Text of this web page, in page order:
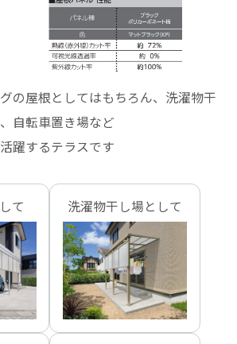
の屋根としてはもちろん、洗濯物干
自転車置き場など
躍するテラスです
て 洗濯物干し場として